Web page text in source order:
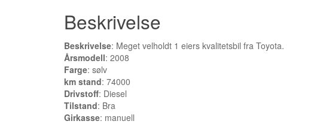
Beskrivelse
Beskrivelse: Meget velholdt 1 eiers kvalitetsbil fra Toyota.
Årsmodell: 2008
Farge: sølv
km stand: 74000
Drivstoff: Diesel
Tilstand: Bra
Girkasse: manuell